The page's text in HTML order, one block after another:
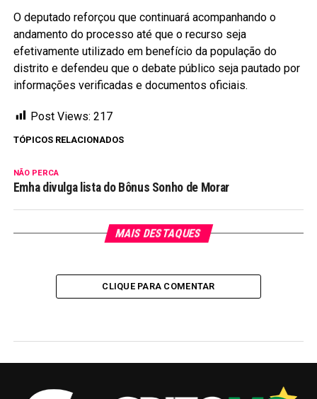
O deputado reforçou que continuará acompanhando o
andamento do processo até que o recurso seja
efetivamente utilizado em benefício da população do
distrito e defendeu que o debate público seja pautado por
informações verificadas e documentos oficiais.
Post Views: 217
TÓPICOS RELACIONADOS
NÃO PERCA
Emha divulga lista do Bônus Sonho de Morar
MAIS DESTAQUES
CLIQUE PARA COMENTAR